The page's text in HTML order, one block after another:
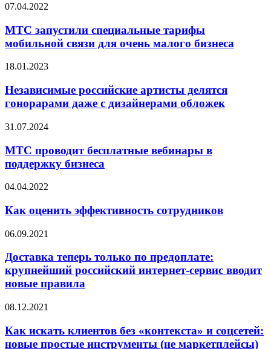
07.04.2022
МТС запустили специальные тарифы
мобильной связи для очень малого бизнеса
18.01.2023
Независимые российские артисты делятся
гонорарами даже с дизайнерами обложек
31.07.2024
МТС проводит бесплатные вебинары в
поддержку бизнеса
04.04.2022
Как оценить эффективность сотрудников
06.09.2021
Доставка теперь только по предоплате:
крупнейший российский интернет-сервис вводит
новые правила
08.12.2021
Как искать клиентов без «контекста» и соцсетей:
новые простые инструменты (не маркетплейсы)